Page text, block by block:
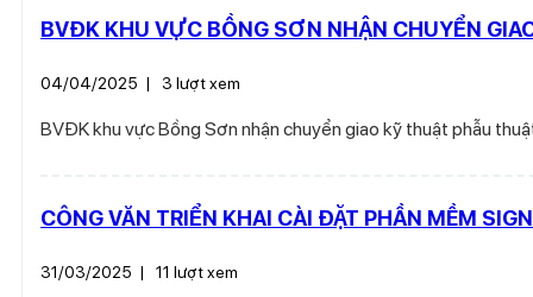
BVĐK KHU VỰC BỒNG SƠN NHẬN CHUYỂN
04/04/2025 | 3 lượt xem
BVĐK khu vực Bồng Sơn nhận chuyển giao kỹ thuật phẫu
CÔNG VĂN TRIỂN KHAI CÀI ĐẶT PHẦN MỀM
31/03/2025 | 11 lượt xem